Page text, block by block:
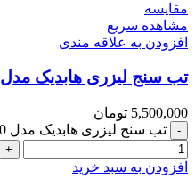
مقایسه
مشاهده سریع
افزودن به علاقه مندی
تب سنج لیزری هابدیک مدل HFS1000
5,500,000 تومان
تب سنج لیزری هابدیک مدل HFS1000 عدد
افزودن به سبد خرید